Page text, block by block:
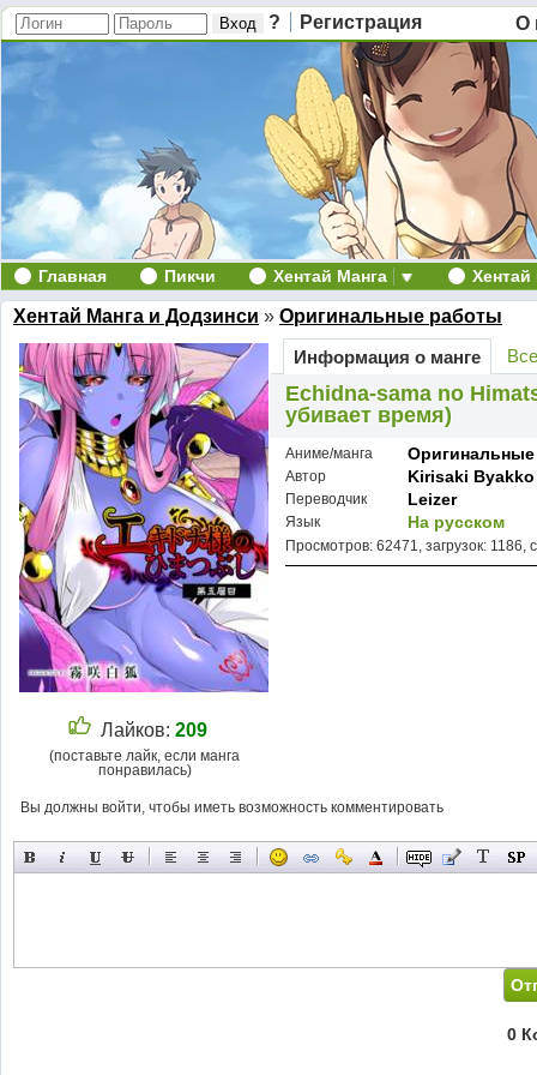
? Регистрация О
Главная Пикчи Хентай Манга
Хентай Манга и Додзинси » Оригинальные работы
Лайков: 209
(поставьте лайк, если манга
понравилась)
Информация о манге
Echidna-sama no
убивает время)
Аниме/манга
Автор Kirisaki Byakko
Переводчик Leizer
Язык На русском
Просмотров: 62471, загрузок: 1186,
Вы должны войти, чтобы иметь возможность комментировать
0